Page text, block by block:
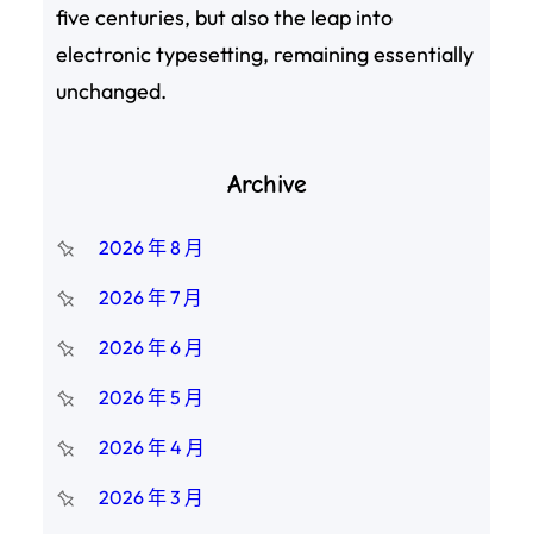
five centuries, but also the leap into
electronic typesetting, remaining essentially
unchanged.
Archive
2026 年 8 月
2026 年 7 月
2026 年 6 月
2026 年 5 月
2026 年 4 月
2026 年 3 月